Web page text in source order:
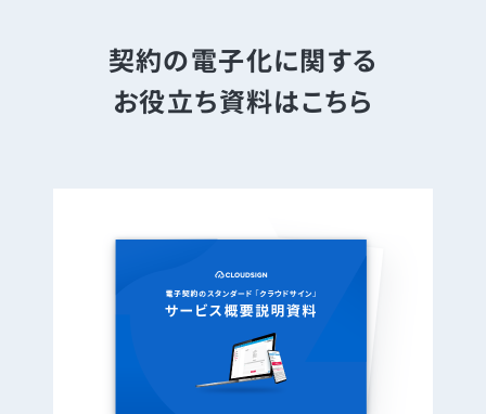
契約の電子化に関する
お役立ち資料はこちら